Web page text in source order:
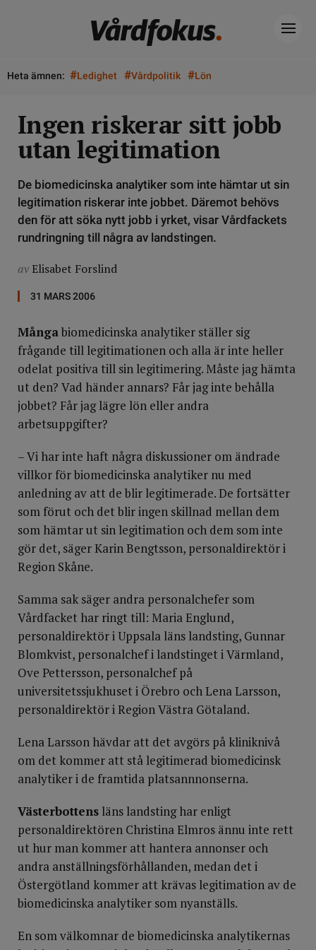
Heta ämnen: #Ledighet #Vårdpolitik #Lön
Ingen riskerar sitt jobb
utan legitimation
De biomedicinska analytiker som inte hämtar ut sin
legitimation riskerar inte jobbet. Däremot behövs
den för att söka nytt jobb i yrket, visar Vårdfackets
rundringning till några av landstingen.
av Elisabet Forslind
31 MARS 2006
Mångabiomedicinska analytiker ställer sig
frågande till legitimationen och alla är inte heller
odelat positiva till sin legitimering. Måste jag hämta
ut den? Vad händer annars? Får jag inte behålla
jobbet? Får jag lägre lön eller andra
arbetsuppgifter?
– Vi har inte haft några diskussioner om ändrade
villkor för biomedicinska analytiker nu med
anledning av att de blir legitimerade. De fortsätter
som förut och det blir ingen skillnad mellan dem
som hämtar ut sin legitimation och dem som inte
gör det, säger Karin Bengtsson, personaldirektör i
Region Skåne.
Samma sak säger andra personalchefer som
Vårdfacket har ringt till: Maria Englund,
personaldirektör i Uppsala läns landsting, Gunnar
Blomkvist, personalchef i landstinget i Värmland,
Ove Pettersson, personalchef på
universitetssjukhuset i Örebro och Lena Larsson,
personaldirektör i Region Västra Götaland.
Lena Larsson hävdar att det avgörs på kliniknivå
om det kommer att stå legitimerad biomedicinsk
analytiker i de framtida platsannnonserna.
Västerbottens läns landsting har enligt
personaldirektören Christina Elmros ännu inte rett
ut hur man kommer att hantera annonser och
andra anställningsförhållanden, medan det i
Östergötland kommer att krävas legitimation av de
biomedicinska analytiker som nyanställs.
En som välkomnar de biomedicinska analytikernas